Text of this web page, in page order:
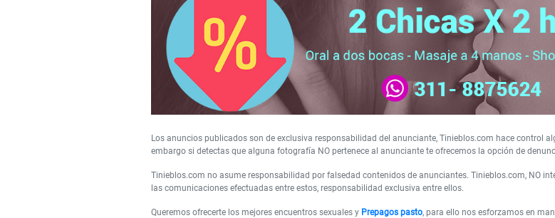
Los anuncios publicados son de exclusiva responsabilidad del anunciante, Tinieblos.com hace control
embargo si detectas que alguna fotografía NO pertenece al anunciante te ofrecemos la opción de
Tinieblos.com no asume responsabilidad por falsedad contenidos de anunciantes. Tinieblos.com, NO
las comunicaciones efectuadas entre estos, responsabilidad exclusiva entre ellos.
Queremos ofrecerte los mejores encuentros sexuales y Prepagos pasto, para ello nos esforzamos en